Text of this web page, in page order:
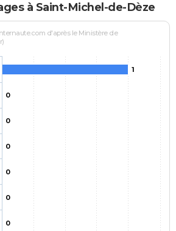
à Saint-Michel-de-Dèze
d'après le Ministère de
1
0
0
0
0
0
0